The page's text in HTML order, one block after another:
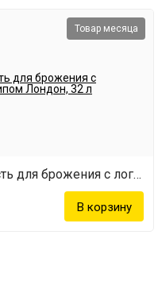
Товар месяца
Емкость для брожения с логотипом Лондон (32 л)